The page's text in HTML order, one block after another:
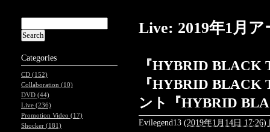
Live: 2019年1月
『HYBRID BLACK
『HYBRID BLACK
ント『HYBRID
Evilegend13 (2019年1月14日 17:26) |
Categories
CD (152)
Collaboration (10)
DVD (44)
Live (236)
Promotion Video (17)
Shocker (181)